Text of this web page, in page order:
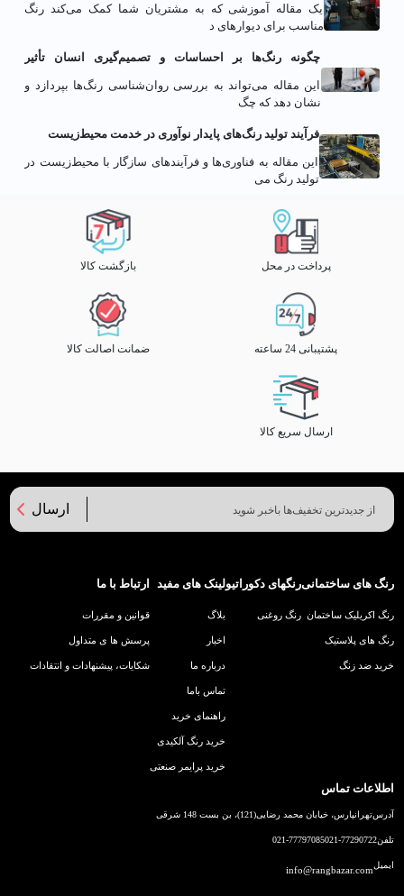
یک مقاله آموزشی که به مشتریان شما کمک می‌کند رنگ
مناسب برای دیوارهای د
چگونه رنگ‌ها بر احساسات و تصمیم‌گیری انسان تأثیر
این مقاله می‌تواند به بررسی روان‌شناسی رنگ‌ها بپردازد و
نشان دهد که چگ
فرآیند تولید رنگ‌های پایدار نوآوری در خدمت محیط‌زیست
این مقاله به فناوری‌ها و فرآیندهای سازگار با محیط‌زیست در
تولید رنگ می
پرداخت در محل بازگشت کالا
پشتیبانی 24 ساعته ضمانت اصالت کالا
ارسال سریع کالا
ارسال
رنگ های ساختمانی
رنگ اکریلیک ساختمان
رنگ های پلاستیک
خرید ضد زنگ
رنگهای دکوراتیو
رنگ روغنی
لینک های مفید
بلاگ
اخبار
درباره ما
تماس باما
راهنمای خرید
خرید رنگ آلکیدی
خرید پرایمر صنعتی
ارتباط با ما
قوانین و مقررات
پرسش ها ی متداول
شکایات، پیشنهادات و انتقادات
اطلاعات تماس
آدرستهرانپارس، خیابان محمد رضایی(121)، بن بست 148 شرقی
تلفن021-77290722
021-77797085
ایمیلinfo@rangbazar.com